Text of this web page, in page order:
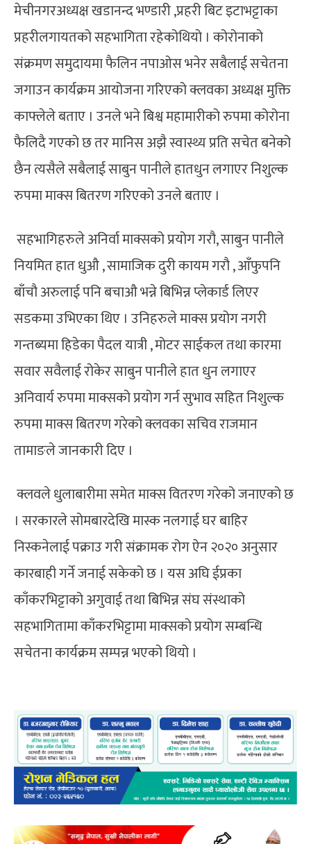
मेचीनगरअध्यक्ष खडानन्द भण्डारी ,प्रहरी बिट इटाभट्टाका
प्रहरीलगायतको सहभागिता रहेकोथियो । कोरोनाको
संक्रमण समुदायमा फैलिन नपाओस भनेर सबैलाई सचेतना
जगाउन कार्यक्रम आयोजना गरिएको क्लवका अध्यक्ष मुक्ति
काफ्लेले बताए । उनले भने बिश्व महामारीको रुपमा कोरोना
फैलिदै गएको छ तर मानिस अझै स्वास्थ्य प्रति सचेत बनेको
छैन त्यसैले सबैलाई साबुन पानीले हातधुन लगाएर निशुल्क
रुपमा माक्स बितरण गरिएको उनले बताए ।
सहभागिहरुले अनिर्वा माक्सको प्रयोग गरौ, साबुन पानीले
नियमित हात धुऔ , सामाजिक दुरी कायम गरौ , आँफुपनि
बाँचौ अरुलाई पनि बचाऔ भन्ने बिभिन्न प्लेकार्ड लिएर
सडकमा उभिएका थिए । उनिहरुले माक्स प्रयोग नगरी
गन्तब्यमा हिडेका पैदल यात्री , मोटर साईकल तथा कारमा
सवार सवैलाई रोकेर साबुन पानीले हात धुन लगाएर
अनिवार्य रुपमा माक्सको प्रयोग गर्न सुभाव सहित निशुल्क
रुपमा माक्स बितरण गरेको क्लवका सचिव राजमान
तामाङले जानकारी दिए ।
क्लवले धुलाबारीमा समेत माक्स वितरण गरेको जनाएको छ
। सरकारले सोमबारदेखि मास्क नलगाई घर बाहिर
निस्कनेलाई पक्राउ गरी संक्रामक रोग ऐन २०२० अनुसार
कारबाही गर्ने जनाई सकेको छ । यस अघि ईप्रका
काँकरभिट्टाको अगुवाई तथा बिभिन्न संघ संस्थाको
सहभागितामा काँकरभिट्टामा माक्सको प्रयोग सम्बन्धि
सचेतना कार्यक्रम सम्पन्न भएको थियो ।